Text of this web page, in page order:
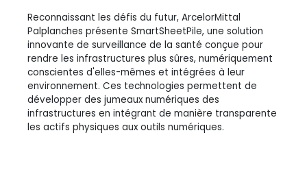
Reconnaissant les défis du futur, ArcelorMittal
Palplanches présente SmartSheetPile, une solution
innovante de surveillance de la santé conçue pour
rendre les infrastructures plus sûres, numériquement
conscientes d'elles-mêmes et intégrées à leur
environnement. Ces technologies permettent de
développer des jumeaux numériques des
infrastructures en intégrant de manière transparente
les actifs physiques aux outils numériques.